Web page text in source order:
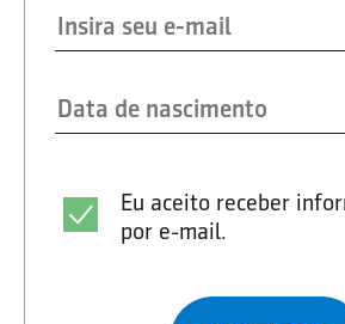
Eu aceito receber
por e-mail.